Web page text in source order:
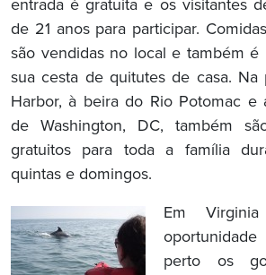
entrada é gratuita e os visitantes
de 21 anos para participar.
são vendidas no local e também
sua cesta de quitutes de casa. Na
Harbor, à beira do Rio Potomac e
de Washington, DC, também
gratuitos para toda a família
quintas e domingos.
Em
perto os